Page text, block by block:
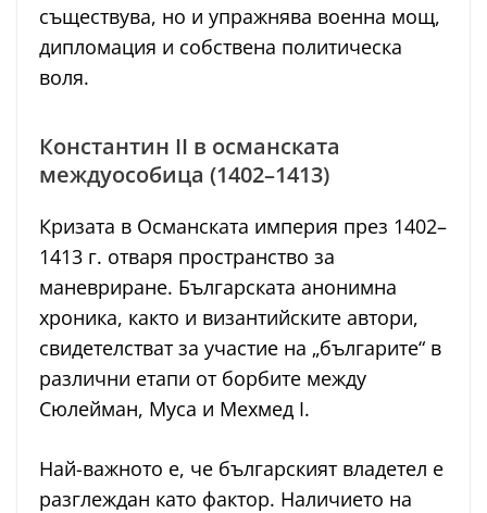
съществува, но и упражнява военна мощ,
дипломация и собствена политическа
воля.
Константин II в османската
междуособица (1402–1413)
Кризата в Османската империя през 1402–
1413 г. отваря пространство за
маневриране. Българската анонимна
хроника, както и византийските автори,
свидетелстват за участие на „българите“ в
различни етапи от борбите между
Сюлейман, Муса и Мехмед I.
Най-важното е, че българският владетел е
разглеждан като фактор. Наличието на